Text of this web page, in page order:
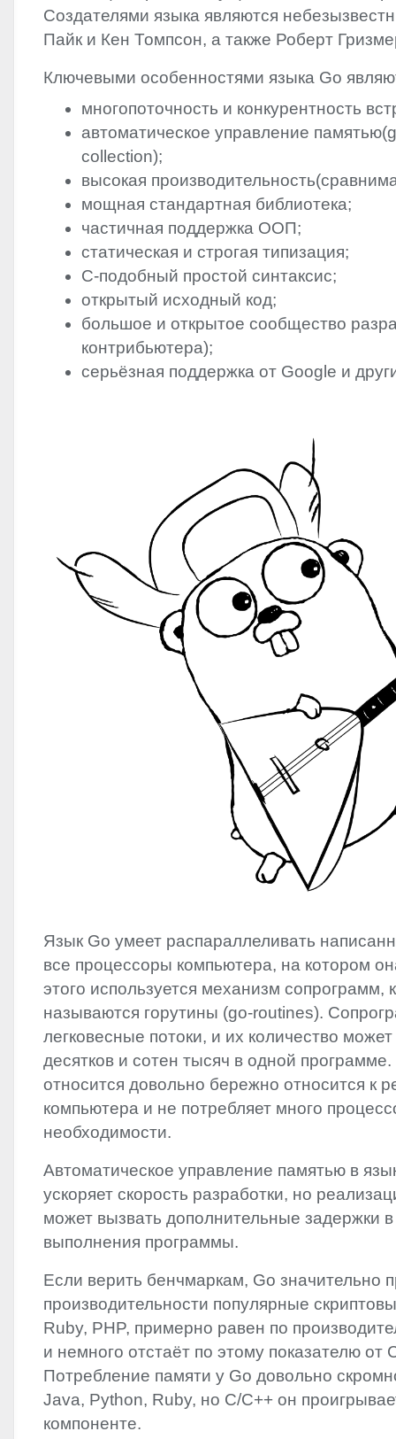
Создателями языка являются
Пайк и Кен Томпсон, а также Роберт
Ключевыми особенностями языка Go
многопоточность и конкурентность
автоматическое управление
collection);
высокая
мощная стандартная библиотека;
частичная поддержка ООП;
статическая и строгая типизация;
C-подобный простой синтаксис;
открытый исходный код;
большое и открытое сообщество
контрибьютера);
серьёзная поддержка от Google и
Язык Go умеет распараллеливать
все процессоры компьютера, на котором
этого используется механизм сопрограмм,
называются горутины (go-routines).
легковесные потоки, и их количество может
десятков и сотен тысяч в одной
относится довольно бережно относится к
компьютера и не потребляет много
необходимости.
Автоматическое управление памятью в
ускоряет скорость разработки, но
может вызвать дополнительные задержки
выполнения программы.
Если верить бенчмаркам, Go значительно
производительности популярные
Ruby, PHP, примерно равен по
и немного отстаёт по этому показателю от
Потребление памяти у Go довольно
Java, Python, Ruby, но C/C++ он
компоненте.